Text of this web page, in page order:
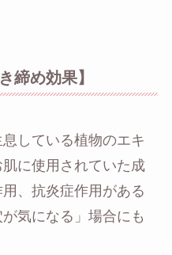
締め効果】
している植物のエキ
に使用されていた成
、抗炎症作用がある
気になる」場合にも